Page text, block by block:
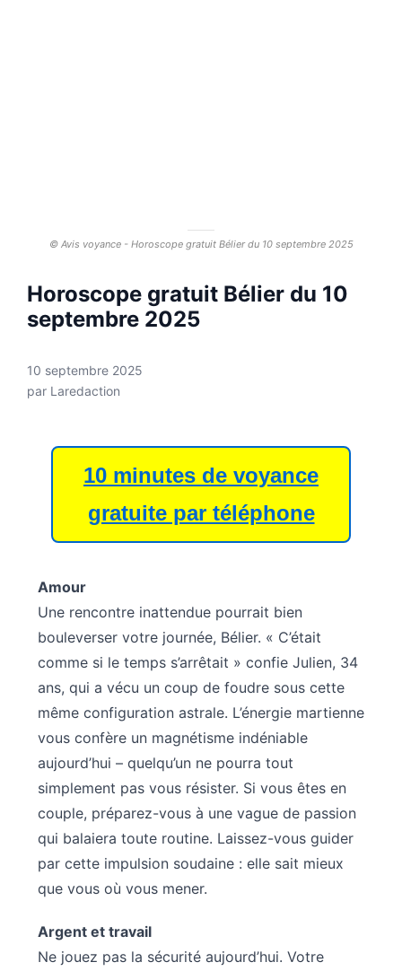
© Avis voyance - Horoscope gratuit Bélier du 10 septembre 2025
Horoscope gratuit Bélier du 10
septembre 2025
10 septembre 2025
par Laredaction
10 minutes de voyance
gratuite par téléphone
Amour
Une rencontre inattendue pourrait bien
bouleverser votre journée, Bélier. « C’était
comme si le temps s’arrêtait » confie Julien, 34
ans, qui a vécu un coup de foudre sous cette
même configuration astrale. L’énergie martienne
vous confère un magnétisme indéniable
aujourd’hui – quelqu’un ne pourra tout
simplement pas vous résister. Si vous êtes en
couple, préparez-vous à une vague de passion
qui balaiera toute routine. Laissez-vous guider
par cette impulsion soudaine : elle sait mieux
que vous où vous mener.
Argent et travail
Ne jouez pas la sécurité aujourd’hui. Votre